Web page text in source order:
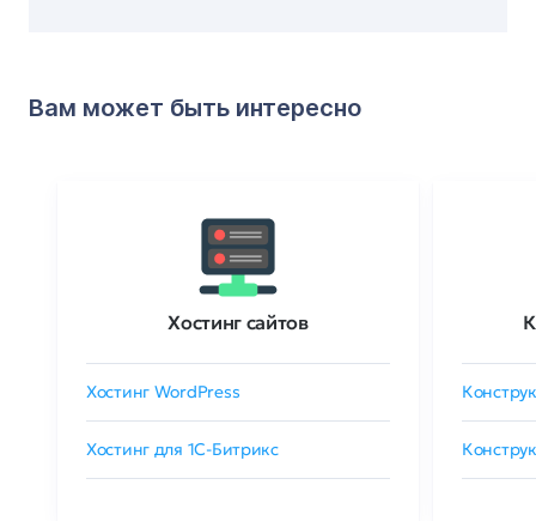
Вам может быть интересно
Хостинг сайтов
Хостинг WordPress
Хостинг для 1C-Битрикс